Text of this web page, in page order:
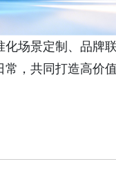
场景定制、品牌
，共同打造高价